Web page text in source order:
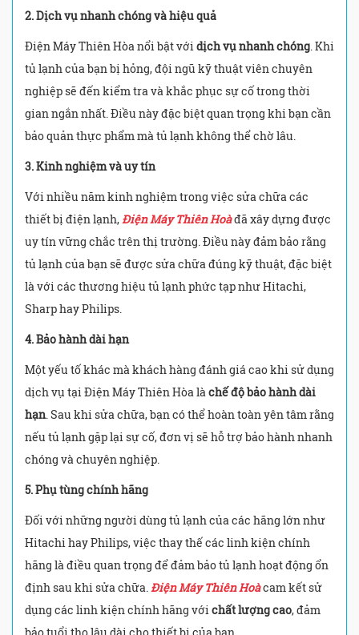
2. Dịch vụ nhanh chóng và hiệu quả
Điện Máy Thiên Hòa nổi bật vớidịch vụ nhanh chóng. Khi
tủ lạnh của bạn bị hỏng, đội ngũ kỹ thuật viên chuyên
nghiệp sẽ đến kiểm tra và khắc phục sự cố trong thời
gian ngắn nhất. Điều này đặc biệt quan trọng khi bạn cần
bảo quản thực phẩm mà tủ lạnh không thể chờ lâu.
3. Kinh nghiệm và uy tín
Với nhiều năm kinh nghiệm trong việc sửa chữa các
thiết bị điện lạnh,Điện Máy Thiên Hoàđã xây dựng được
uy tín vững chắc trên thị trường. Điều này đảm bảo rằng
tủ lạnh của bạn sẽ được sửa chữa đúng kỹ thuật, đặc biệt
là với các thương hiệu tủ lạnh phức tạp như Hitachi,
Sharp hay Philips.
4. Bảo hành dài hạn
Một yếu tố khác mà khách hàng đánh giá cao khi sử dụng
dịch vụ tại Điện Máy Thiên Hòa làchế độ bảo hành dài
hạn. Sau khi sửa chữa, bạn có thể hoàn toàn yên tâm rằng
nếu tủ lạnh gặp lại sự cố, đơn vị sẽ hỗ trợ bảo hành nhanh
chóng và chuyên nghiệp.
5. Phụ tùng chính hãng
Đối với những người dùng tủ lạnh của các hãng lớn như
Hitachi hay Philips, việc thay thế các linh kiện chính
hãng là điều quan trọng để đảm bảo tủ lạnh hoạt động ổn
định sau khi sửa chữa.Điện Máy Thiên Hoàcam kết sử
dụng các linh kiện chính hãng vớichất lượng cao, đảm